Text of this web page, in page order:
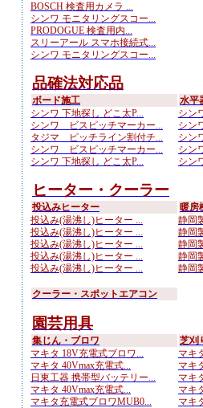
BOSCH 検査用カメラ ...
シンワ モニタリングスコー...
PRODOGUE 検査用内...
スリーアール スマホ接続式...
シンワ モニタリングスコー...
品確法対応品
ボード施工
シンワ 下地探し どこ太P...
シンワ ビスピッチマーカー...
タジマ ピッチライン割付チ...
シンワ ビスピッチマーカー...
シンワ 下地探し どこ太P...
水平
シン
シン
シン
シン
シン
ヒーター・クーラー
投込みヒーター
投込み(湯沸し)ヒーター ...
投込み(湯沸し)ヒーター ...
投込み(湯沸し)ヒーター ...
投込み(湯沸し)ヒーター ...
投込み(湯沸し)ヒーター ...
暖房
静岡
静岡
静岡
静岡
静岡
クーラー・スポットエアコン
園芸用具
集じん・ブロワ
マキタ 18V充電式ブロワ...
マキタ 40Vmax充電式...
日東工器 携帯型バッテリー...
マキタ 40Vmax充電式...
マキタ充電式ブロワMUB0...
芝刈
マキ
マキ
マキ
マキ
マキ